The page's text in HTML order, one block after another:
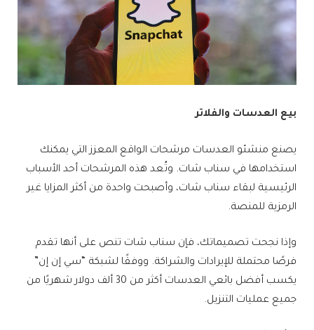
بيع العدسات والفلاتر
يصنع منشئو العدسات مرشحات الواقع المعزز التي يمكنك
استخدامها في سناب شات. وتُعد هذه المرشحات أحد الأسباب
الرئيسية لبقاء سناب شات، وأصبحت واحدة من أكثر المزايا غير
الرمزية للمنصة.
وإذا نجحت تصميماتك، فإن سناب شات تنص على أنها تقدم
فرصًا محتملة للإيرادات والشراكة. ووفقًا لشبكة “سي إن إن”
يكسب أفضل بائعي العدسات أكثر من 30 ألف دولار شهريًا من
جميع عمليات التنزيل.